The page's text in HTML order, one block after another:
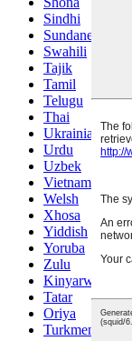
Sindhi
Sundanese
Swahili
Tajik
Tamil
Telugu
Thai
Ukrainian
Urdu
Uzbek
Vietnamese
Welsh
Xhosa
Yiddish
Yoruba
Zulu
Kinyarwanda
Tatar
Oriya
Turkmen